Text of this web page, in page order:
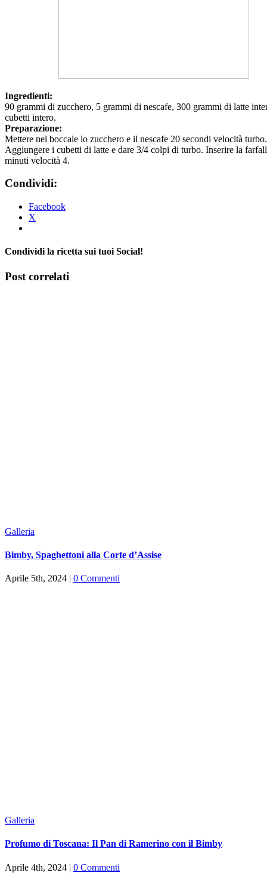
Ingredienti:
90 grammi di zucchero, 5 grammi di nescafe, 300 grammi di latte
cubetti intero.
Preparazione:
Mettere nel boccale lo zucchero e il nescafe 20 secondi velocità turbo.
Aggiungere i cubetti di latte e dare 3/4 colpi di turbo. Inserire la
minuti velocità 4.
Condividi:
Facebook
X
Condividi la ricetta sui tuoi Social!
Facebook
X
Tumblr
Pinterest
Post correlati
Galleria
Bimby, Spaghettoni alla Corte d’Assise
Aprile 5th, 2024 | 0 Commenti
Galleria
Profumo di Toscana: Il Pan di Ramerino con il Bimby
Aprile 4th, 2024 | 0 Commenti